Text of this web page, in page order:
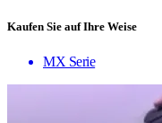
Kaufen Sie auf Ihre Weise
MX Serie